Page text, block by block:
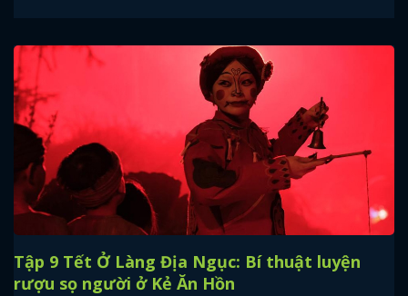
Tập 9 Tết Ở Làng Địa Ngục: Bí thuật luyện
rượu sọ người ở Kẻ Ăn Hồn